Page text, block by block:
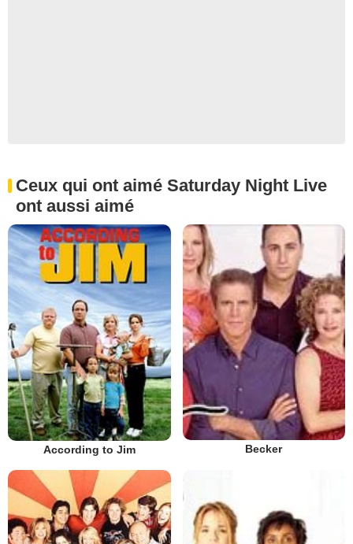
Ceux qui ont aimé Saturday Night Live
ont aussi aimé
According to Jim Becker